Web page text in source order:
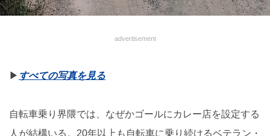
advertisement
▶︎ すべての写真を見る
自転車乗り界隈では、なぜかゴールにカレー店を設定する
人が結構いる。20年以上も自転車に乗り続けるベテラン・